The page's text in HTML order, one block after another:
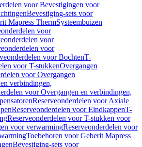
voor Bevestigingen voor
Bevestiging-sets voor
Mapress ThermSysteembuizen
voor
voor
voor
voor BochtenT-
voor T-stukkenOvergangen
voor Overgangen
verbindingen,
voor Overgangen en verbindingen,
Reserveonderdelen voor Axiale
Reserveonderdelen voor EindkappenT-
Reserveonderdelen voor T-stukken voor
voor verwarmingReserveonderdelen voor
Toebehoren voor Geberit Mapress
Bevestiging-sets voor